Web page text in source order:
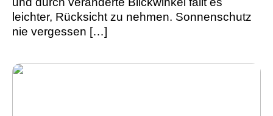
leichter, Rücksicht zu nehmen. Sonnenschutz
nie vergessen […]